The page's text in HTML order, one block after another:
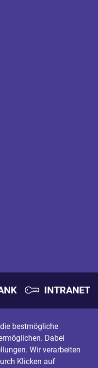
INTRANET
bestmögliche
Dabei
Wir verarbeiten
Klicken auf